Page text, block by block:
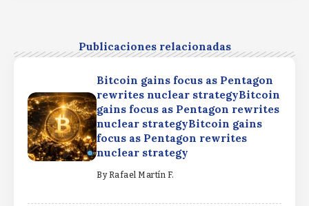
Publicaciones relacionadas
Bitcoin gains focus as Pentagon
rewrites nuclear strategyBitcoin
gains focus as Pentagon rewrites
nuclear strategyBitcoin gains
focus as Pentagon rewrites
nuclear strategy
By Rafael Martín F.